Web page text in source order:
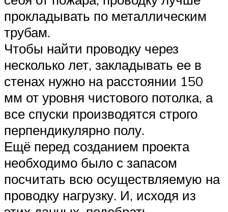
прокладывать по металлическим
трубам.
Чтобы найти проводку через
несколько лет, закладывать ее в
стенах нужно на расстоянии 150
мм от уровня чистового потолка, а
все спуски производятся строго
перпендикулярно полу.
Ещё перед созданием проекта
необходимо было с запасом
посчитать всю осуществляемую на
проводку нагрузку. И, исходя из